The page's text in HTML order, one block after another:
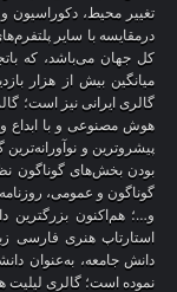
تغییر محیط، دکوراسیون
درمقایسه با سایر
میانگین بیش از هزار
گالری ایرانی نیز است؛
هوش مصنوعی و با ابداع و
پیشروترین و
بودن بخش‌های گوناگون
گوناگون و عمومی،
و…؛ هم‌اکنون بزرگترین
استارتاپ هنری فارسی
دانش جامعه، به‌عنوان
نموده است؛ گالری لیلیت